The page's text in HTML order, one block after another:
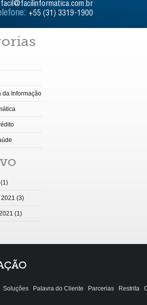
facil@facilinformatica.com.br
+55 (31) 3319-1900
da Informação
2021 (3)
(1)
Soluções Palavra do Cliente Parcerias Restrita